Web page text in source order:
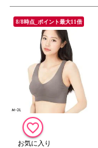
8/8時点_ポイント最大11倍